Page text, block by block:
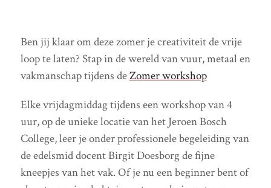
Ben jij klaar om deze zomer je creativiteit de vrije
loop te laten? Stap in de wereld van vuur, metaal en
vakmanschap tijdens deZomer workshop
Elke vrijdagmiddag tijdens een workshop van 4
uur, op de unieke locatie van het Jeroen Bosch
College, leer je onder professionele begeleiding van
de edelsmid docent Birgit Doesborg de fijne
kneepjes van het vak. Of je nu een beginner bent of